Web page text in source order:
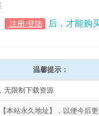
注册/登陆
后，才能购
温馨提示：
无限制下载资源
本站永久地址】，以便今后